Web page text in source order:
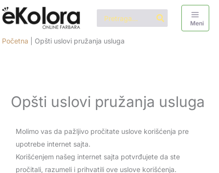
Pređi
na
for:
Meni
Početna Opšti uslovi pružanja usluga
Opšti uslovi pružanja usluga
Molimo vas da pažljivo pročitate uslove korišćenja pre
upotrebe internet sajta.
Korišćenjem našeg internet sajta potvrđujete da ste
pročitali, razumeli i prihvatili ove uslove korišćenja.